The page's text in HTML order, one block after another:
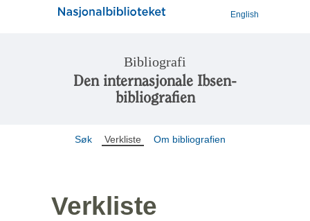
English
Bibliografi
Den internasjonale Ibsen-
bibliografien
Søk Verkliste Om bibliografien
Verkliste